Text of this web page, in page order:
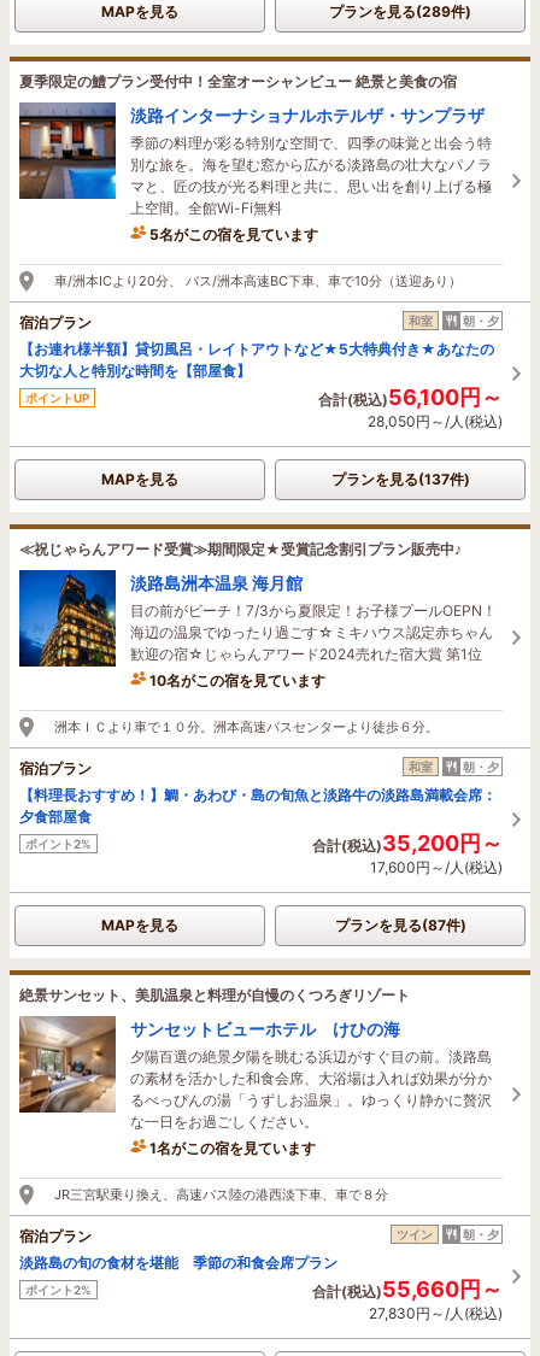
MAPを見る プランを見る(289件)
夏季限定の鱧プラン受付中！全室オーシャンビュー 絶景と美食の宿
淡路インターナショナルホテルザ・サンプラザ
季節の料理が彩る特別な空間で、四季の味覚と出会う特
別な旅を。海を望む窓から広がる淡路島の壮大なパノラ
マと、匠の技が光る料理と共に、思い出を創り上げる極
上空間。全館Wi-Fi無料
5名がこの宿を見ています
12分前に予約されました
車/洲本ICより20分、 バス/洲本高速BC下車、車で10分（送迎あり）
宿泊プラン 和室 朝・夕
【お連れ様半額】貸切風呂・レイトアウトなど★5大特典付き★あなたの
大切な人と特別な時間を【部屋食】
ポイントUP 合計(税込)56,100円～
28,050円～/人(税込)
MAPを見る プランを見る(137件)
≪祝じゃらんアワード受賞≫期間限定★受賞記念割引プラン販売中♪
淡路島洲本温泉 海月館
目の前がビーチ！7/3から夏限定！お子様プールOEPN！
海辺の温泉でゆったり過ごす☆ミキハウス認定赤ちゃん
歓迎の宿☆じゃらんアワード2024売れた宿大賞 第1位
10名がこの宿を見ています
4時間前に予約されました
洲本ＩＣより車で１０分。洲本高速バスセンターより徒歩６分。
宿泊プラン 和室 朝・夕
【料理長おすすめ！】鯛・あわび・島の旬魚と淡路牛の淡路島満載会席：
夕食部屋食
ポイント2% 合計(税込)35,200円～
17,600円～/人(税込)
MAPを見る プランを見る(87件)
絶景サンセット、美肌温泉と料理が自慢のくつろぎリゾート
サンセットビューホテル けひの海
夕陽百選の絶景夕陽を眺むる浜辺がすぐ目の前。淡路島
の素材を活かした和食会席、大浴場は入れば効果が分か
るべっぴんの湯「うずしお温泉」。ゆっくり静かに贅沢
な一日をお過ごしください。
1名がこの宿を見ています
3時間前に予約されました
JR三宮駅乗り換え、高速バス陸の港西淡下車、車で８分
宿泊プラン ツイン 朝・夕
淡路島の旬の食材を堪能 季節の和食会席プラン
ポイント2% 合計(税込)55,660円～
27,830円～/人(税込)